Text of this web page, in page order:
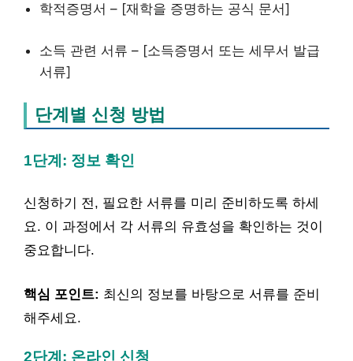
학적증명서 – [재학을 증명하는 공식 문서]
소득 관련 서류 – [소득증명서 또는 세무서 발급
서류]
단계별 신청 방법
1단계: 정보 확인
신청하기 전, 필요한 서류를 미리 준비하도록 하세
요. 이 과정에서 각 서류의 유효성을 확인하는 것이
중요합니다.
핵심 포인트: 최신의 정보를 바탕으로 서류를 준비
해주세요.
2단계: 온라인 신청